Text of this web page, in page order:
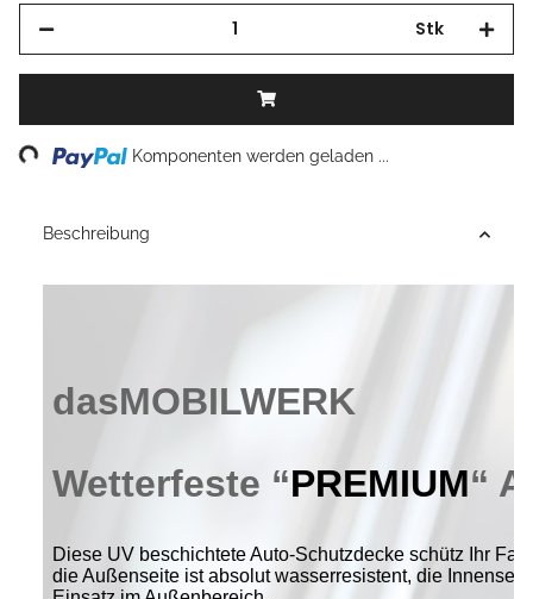
Stk
Loading... Komponenten werden geladen ...
Beschreibung